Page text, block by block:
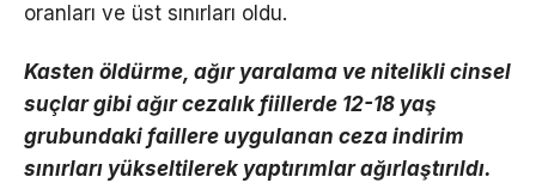
oranları ve üst sınırları oldu.
Kasten öldürme, ağır yaralama ve nitelikli cinsel
suçlar gibi ağır cezalık fiillerde 12-18 yaş
grubundaki faillere uygulanan ceza indirim
sınırları yükseltilerek yaptırımlar ağırlaştırıldı.